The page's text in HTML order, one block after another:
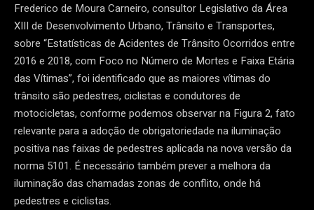
Frederico de Moura Carneiro, consultor Legislativo da Área
XIII de Desenvolvimento Urbano, Trânsito e Transportes,
sobre “Estatísticas de Acidentes de Trânsito Ocorridos entre
2016 e 2018, com Foco no Número de Mortes e Faixa Etária
das Vítimas”, foi identificado que as maiores vítimas do
trânsito são pedestres, ciclistas e condutores de
motocicletas, conforme podemos observar na Figura 2, fato
relevante para a adoção de obrigatoriedade na iluminação
positiva nas faixas de pedestres aplicada na nova versão da
norma 5101. É necessário também prever a melhora da
iluminação das chamadas zonas de conflito, onde há
pedestres e ciclistas.